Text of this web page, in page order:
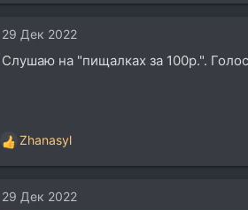
29 Дек 2022
Слушаю на "пищалках за 100р.".
Р
е
к
Zhanasyl
29 Дек 2022